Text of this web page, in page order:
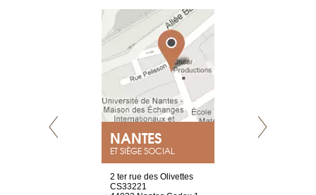
NANTES
ET SIÈGE SOCIAL
2 ter rue des Olivettes
CS33221